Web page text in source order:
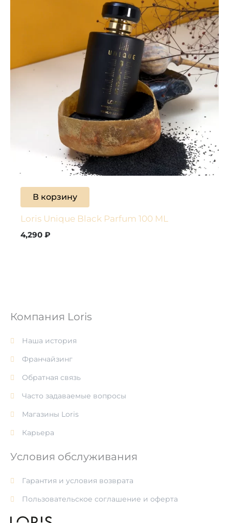
В корзину
Loris Unique Black Parfum 100 ML
4,290₽
Компания Loris
Наша история
Франчайзинг
Обратная связь
Часто задаваемые вопросы
Магазины Loris
Карьера
Условия обслуживания
Гарантия и условия возврата
Пользовательское соглашение и оферта